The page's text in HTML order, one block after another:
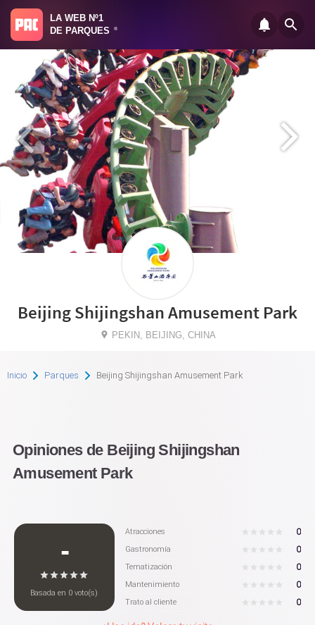
LA WEB Nº1
DE PARQUES
®
Beijing Shijingshan Amusement Park
PEKIN, BEIJING, CHINA
Inicio Parques Beijing Shijingshan Amusement Park
Opiniones de Beijing Shijingshan
Amusement Park
-
Basada en 0 voto(s)
Atracciones 0
Gastronomía 0
Tematización 0
Mantenimiento 0
Trato al cliente 0